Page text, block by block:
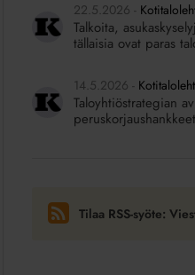
22.5.2026
Talkoita,
tällaisia ovat paras
14.5.2026
Taloyhtiöstrategian
Tilaa RSS-syöte: